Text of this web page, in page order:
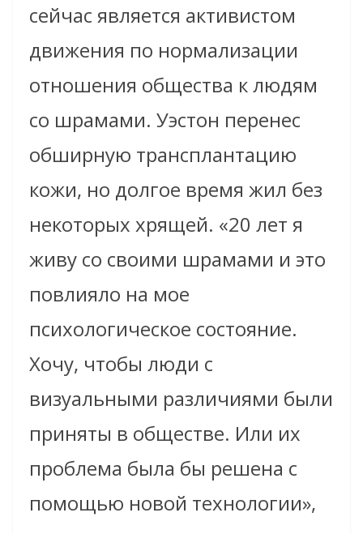
сейчас является активистом
движения по нормализации
отношения общества к людям
со шрамами. Уэстон перенес
обширную трансплантацию
кожи, но долгое время жил без
некоторых хрящей. «20 лет я
живу со своими шрамами и это
повлияло на мое
психологическое состояние.
Хочу, чтобы люди с
визуальными различиями были
приняты в обществе. Или их
проблема была бы решена с
помощью новой технологии»,